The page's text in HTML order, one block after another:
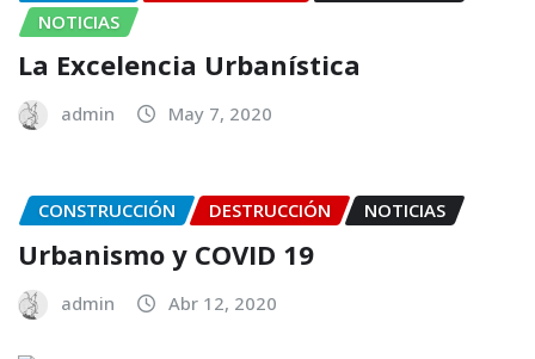
NOTICIAS
La Excelencia Urbanística
admin May 7, 2020
CONSTRUCCIÓN DESTRUCCIÓN NOTICIAS
Urbanismo y COVID 19
admin Abr 12, 2020